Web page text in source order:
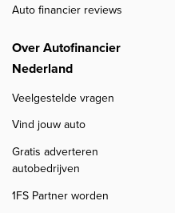
Auto financier reviews
Over Autofinancier
Nederland
Veelgestelde vragen
Vind jouw auto
Gratis adverteren
autobedrijven
1FS Partner worden